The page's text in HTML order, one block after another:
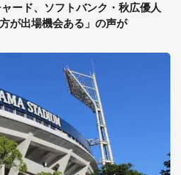
ード、ソフトバンク・秋広優人
が出場機会ある」の声が